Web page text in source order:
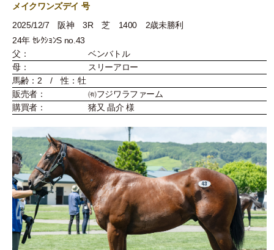
メイクワンズデイ 号
2025/12/7 阪神 3R 芝 1400 2歳未勝利
24年 ｾﾚｸｼｮﾝS no.43
父：
ベンバトル
母：
スリーアロー
馬齢：2 / 性：牡
販売者：
㈲フジワラファーム
購買者：
猪又 晶介 様